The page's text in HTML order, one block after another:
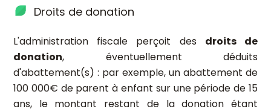
Droits de donation
L'administration fiscale perçoit des droits de
donation, éventuellement déduits
d'abattement(s) : par exemple, un abattement de
100 000€ de parent à enfant sur une période de 15
ans, le montant restant de la donation étant